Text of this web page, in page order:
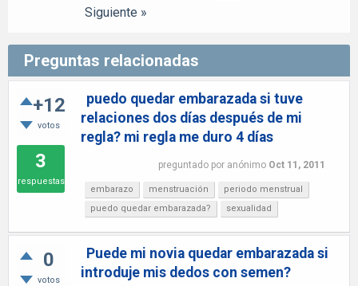
Siguiente »
Preguntas relacionadas
+12
votos
3
respuestas
puedo quedar embarazada si tuve
relaciones dos días después de mi
regla? mi regla me duro 4 días
preguntado por anónimo Oct 11, 2011
embarazo menstruación
periodo menstrual
puedo quedar embarazada?
sexualidad
0
votos
Puede mi novia quedar embarazada si
introduje mis dedos con semen?